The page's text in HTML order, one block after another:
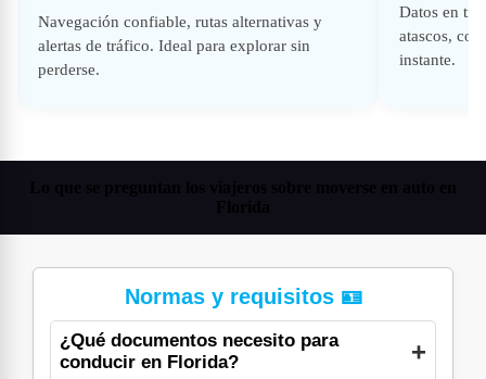
Navegación confiable, rutas alternativas y
alertas de tráfico. Ideal para explorar sin
perderse.
Datos en
atascos,
instante.
Normas y requisitos 🪪
¿Qué documentos necesito para
conducir en Florida?